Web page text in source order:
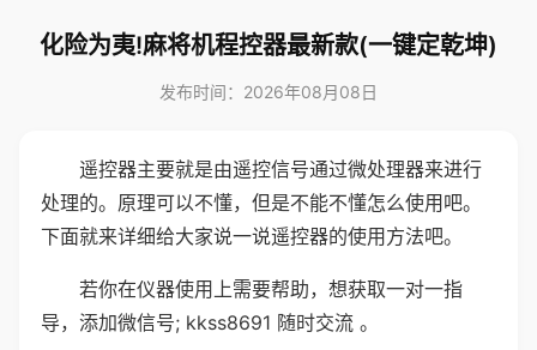
化险为夷!麻将机程控器最新款(一键定乾坤)
发布时间：2026年08月08日
遥控器主要就是由遥控信号通过微处理器来进行
处理的。原理可以不懂，但是不能不懂怎么使用吧。
下面就来详细给大家说一说遥控器的使用方法吧。
若你在仪器使用上需要帮助，想获取一对一指
导，添加微信号; kkss8691 随时交流 。